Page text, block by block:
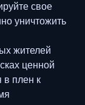
свое
уничтожить
жителей
ценной
в плен к